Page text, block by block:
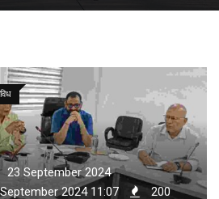
23 September 2024
2024 11:07
200